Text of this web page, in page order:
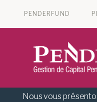
PENDERFUND
Nous vous